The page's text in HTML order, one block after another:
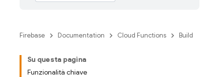
Firebase Documentation Cloud Functions Build
Su questa pagina
Funzionalità chiave